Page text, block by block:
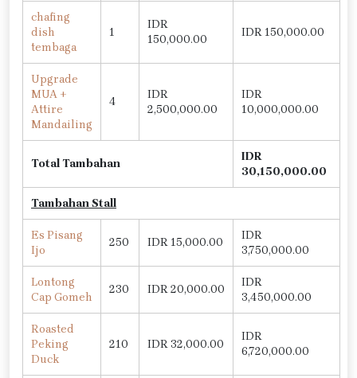
chafing
dish
tembaga
1
IDR
150,000.00
IDR 150,000.00
Upgrade
MUA +
Attire
Mandailing
4
IDR
2,500,000.00
IDR
10,000,000.00
Total Tambahan
IDR
30,150,000.00
Tambahan Stall
Es Pisang
Ijo
250 IDR 15,000.00
IDR
3,750,000.00
Lontong
Cap Gomeh
230 IDR 20,000.00
IDR
3,450,000.00
Roasted
Peking
Duck
210 IDR 32,000.00
IDR
6,720,000.00